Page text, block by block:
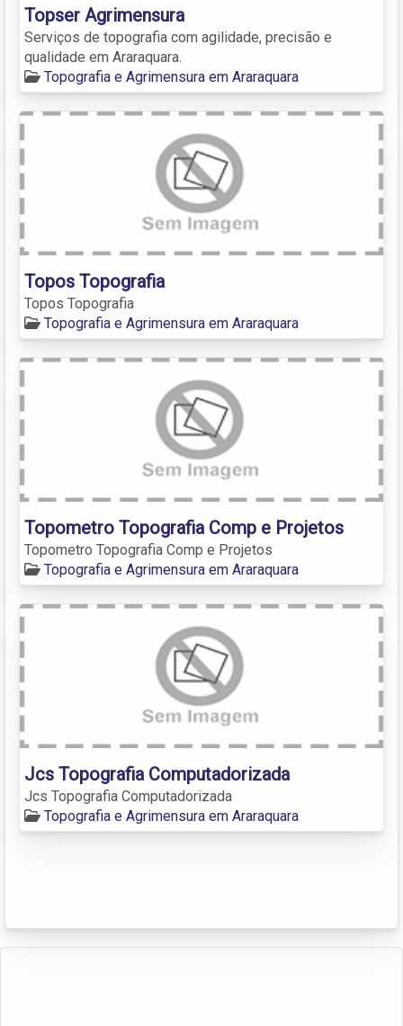
Topser Agrimensura
Serviços de topografia com agilidade, precisão e
qualidade em Araraquara.
Topografia e Agrimensura em Araraquara
Topos Topografia
Topos Topografia
Topografia e Agrimensura em Araraquara
Topometro Topografia Comp e Projetos
Topometro Topografia Comp e Projetos
Topografia e Agrimensura em Araraquara
Jcs Topografia Computadorizada
Jcs Topografia Computadorizada
Topografia e Agrimensura em Araraquara